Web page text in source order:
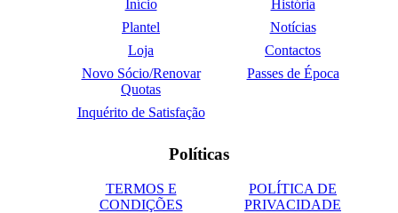
Início
História
Plantel
Notícias
Loja
Contactos
Novo Sócio/Renovar
Quotas
Passes de Época
Inquérito de Satisfação
Políticas
TERMOS E
CONDIÇÕES
POLÍTICA DE
PRIVACIDADE